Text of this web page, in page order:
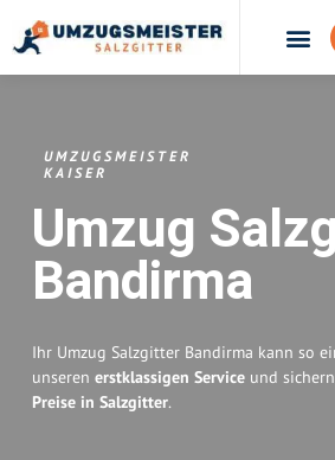
UMZUGSMEISTER
KAISER
Umzug
Bandirma
Ihr Umzug Salzgitter Bandirma kann so
unseren erstklassigen Service und
Preise in Salzgitter.